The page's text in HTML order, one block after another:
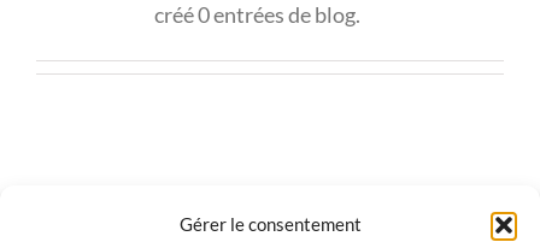
Gérer le consentement
créé 0 entrées de blog.